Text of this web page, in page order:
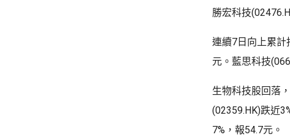
勝宏科技
連續7日向上累計
元。藍思科技
生物科技股回落
(02359.HK)跌近
7%，報54.7元。